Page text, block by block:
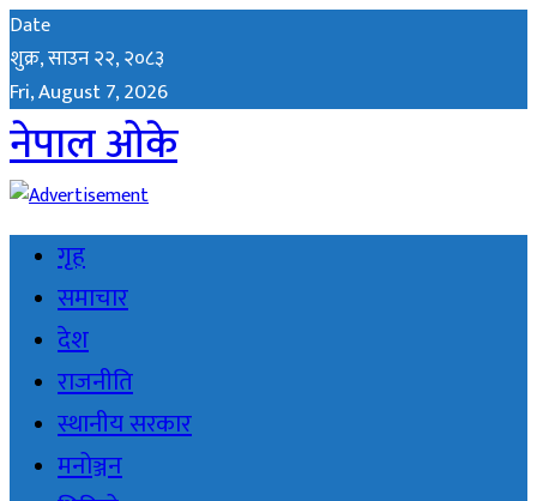
Date
शुक्र, साउन २२, २०८३
Fri, August 7, 2026
नेपाल ओके
गृह
समाचार
देश
राजनीति
स्थानीय सरकार
मनोञ्जन